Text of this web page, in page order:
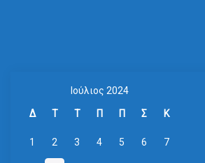
Ιούλιος 2024
Δ Τ Τ Π Π Σ Κ
1 2 3 4 5 6 7